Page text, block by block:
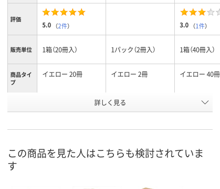
評価
5.0 （2件） 3.0 （1件）
販売単位 1箱（20冊入） 1パック（2冊入） 1箱（40冊入）
商品タイ
プ
イエロー 20冊 イエロー 2冊 イエロー 40冊
ループ
イエロー系 イエロー系
お申込番
在庫 あり あり あり
詳しく見る
この商品を見た人はこちらも検討されていま
す